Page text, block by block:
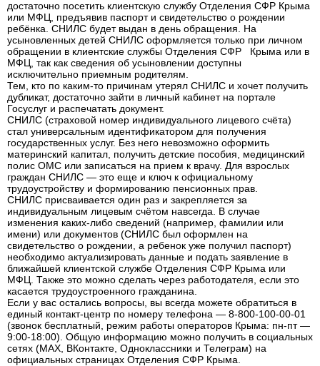
достаточно посетить клиентскую службу Отделения СФР Крыма
или МФЦ, предъявив паспорт и свидетельство о рождении
ребёнка. СНИЛС будет выдан в день обращения. На
усыновленных детей СНИЛС оформляется только при личном
обращении в клиентские службы Отделения СФР Крыма или в
МФЦ, так как сведения об усыновлении доступны
исключительно приемным родителям.
Тем, кто по каким-то причинам утерял СНИЛС и хочет получить
дубликат, достаточно зайти в личный кабинет на портале
Госуслуг и распечатать документ.
СНИЛС (страховой номер индивидуального лицевого счёта)
стал универсальным идентификатором для получения
государственных услуг. Без него невозможно оформить
материнский капитал, получить детские пособия, медицинский
полис ОМС или записаться на прием к врачу. Для взрослых
граждан СНИЛС — это еще и ключ к официальному
трудоустройству и формированию пенсионных прав.
СНИЛС присваивается один раз и закрепляется за
индивидуальным лицевым счётом навсегда. В случае
изменения каких-либо сведений (например, фамилии или
имени) или документов (СНИЛС был оформлен на
свидетельство о рождении, а ребенок уже получил паспорт)
необходимо актуализировать данные и подать заявление в
ближайшей клиентской службе Отделения СФР Крыма или
МФЦ. Также это можно сделать через работодателя, если это
касается трудоустроенного гражданина.
Если у вас остались вопросы, вы всегда можете обратиться в
единый контакт-центр по номеру телефона — 8-800-100-00-01
(звонок бесплатный, режим работы операторов Крыма: пн-пт —
9:00-18:00). Общую информацию можно получить в социальных
сетях (МАХ, ВКонтакте, Одноклассники и Телеграм) на
официальных страницах Отделения СФР Крыма.